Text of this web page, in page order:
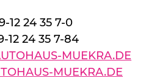
12 24 35 7-0
12 24 35 7-84
MUEKRA.DE
MUEKRA.DE